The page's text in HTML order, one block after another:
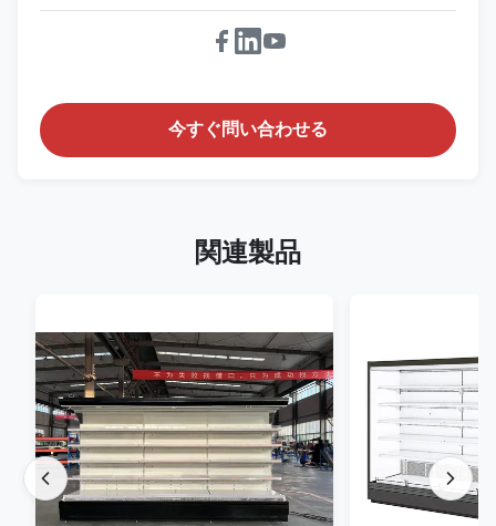
今すぐ問い合わせる
関連製品